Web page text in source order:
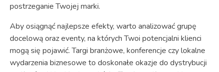
postrzeganie Twojej marki.
Aby osiągnąć najlepsze efekty, warto analizować grupę
docelową oraz eventy, na których Twoi potencjalni klienci
mogą się pojawić. Targi branżowe, konferencje czy lokalne
wydarzenia biznesowe to doskonałe okazje do dystrybucji